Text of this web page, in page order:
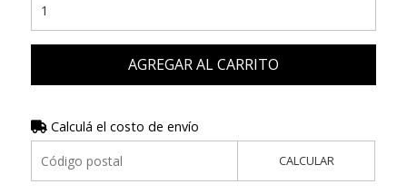
AGREGAR AL CARRITO
Calculá el costo de envío
CALCULAR